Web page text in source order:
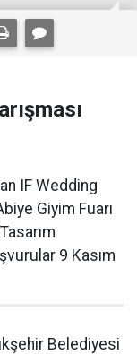
IF Wedding
Giyim Fuarı
9 Kasım
Belediyesi